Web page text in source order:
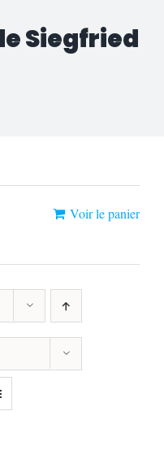
Siegfried
Voir le panier